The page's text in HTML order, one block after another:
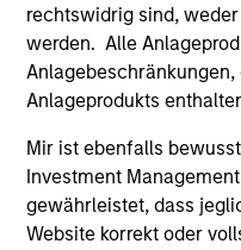
rechtswidrig sind,
werden. Alle
Anlageprodukts
Mir ist ebenfalls
Investment
gewährleistet, dass
Website korrekt oder
lines between
less distinct. Learn
investment teams
portfolio construction,
investors.
03-AUG-2026